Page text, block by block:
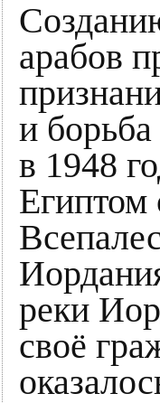
арабов
и
в 1948
Египтом
реки
своё